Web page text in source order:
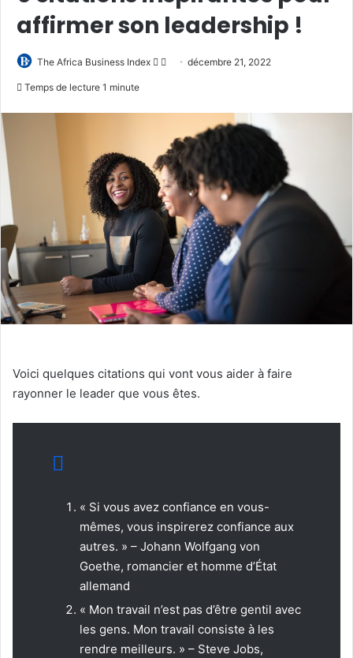
affirmer son leadership !
The Africa Business Index
Follow
Envoyerdécembre 21, 2022
Temps de lecture 1 minute
Voici quelques citations qui vont vous aider à faire
rayonner le leader que vous êtes.
« Si vous avez confiance en vous-
mêmes, vous inspirerez confiance aux
autres. » – Johann Wolfgang von
Goethe, romancier et homme d’État
allemand
« Mon travail n’est pas d’être gentil avec
les gens. Mon travail consiste à les
rendre meilleurs. » – Steve Jobs,